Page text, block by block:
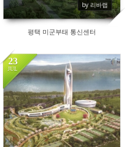
by 리바랩
평택 미군부태 통신센터
23
JUL
61